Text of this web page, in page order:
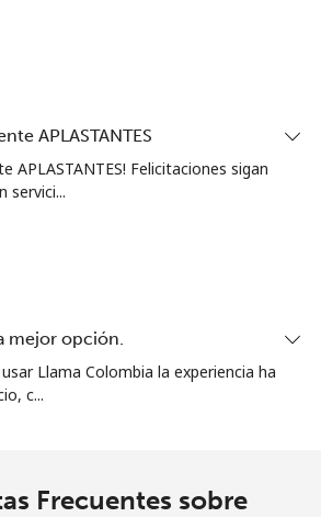
333 min por ⁦$5⁩ -
APLASTANTES
APLASTANTES! Felicitaciones sigan
servici...
mejor opción.
Llama Colombia la experiencia ha
c...
Frecuentes sobre